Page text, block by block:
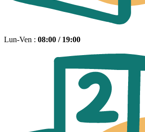
Lun-Ven : 08:00 / 19:00